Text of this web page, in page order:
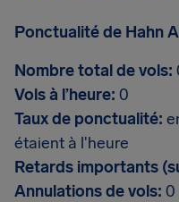
Ponctualité de Hahn
Nombre total de vols:
Vols à l’heure: 0
Taux de ponctualité:
étaient à l'heure
Retards importants
Annulations de vols: 0